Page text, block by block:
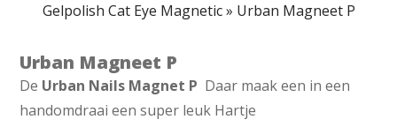
Gelpolish Cat Eye Magnetic» Urban Magneet P
Urban Magneet P
De Urban Nails Magnet P Daar maak een in een
handomdraai een super leuk Hartje